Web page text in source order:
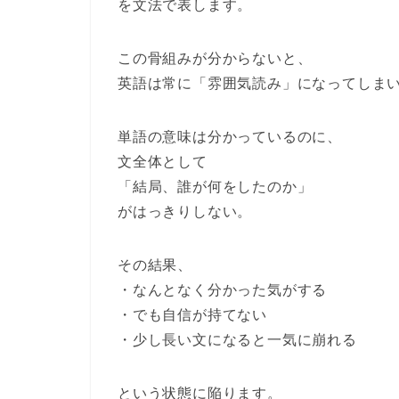
を文法で表します。
この骨組みが分からないと、
英語は常に「雰囲気読み」になってしま
単語の意味は分かっているのに、
文全体として
「結局、誰が何をしたのか」
がはっきりしない。
その結果、
・なんとなく分かった気がする
・でも自信が持てない
・少し長い文になると一気に崩れる
という状態に陥ります。